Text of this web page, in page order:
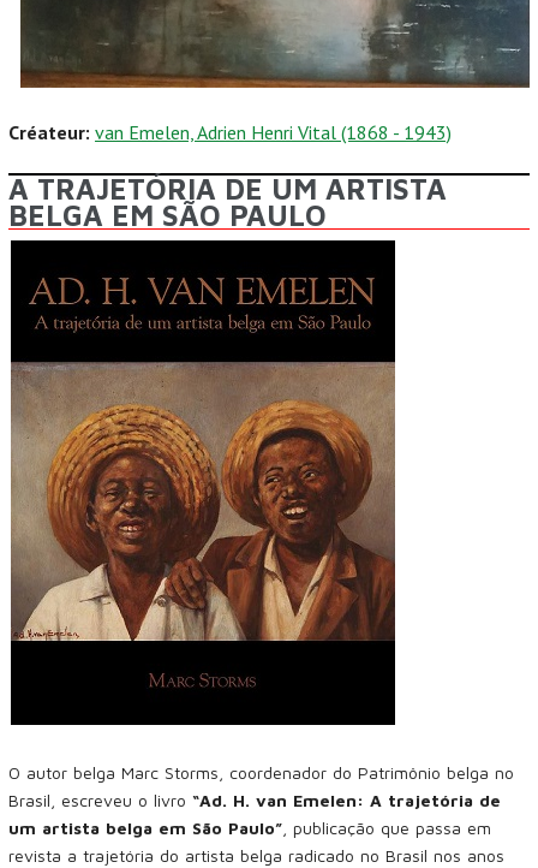
Créateur: van Emelen, Adrien Henri Vital (1868 - 1943)
A TRAJETÓRIA DE UM ARTISTA
BELGA EM SÃO PAULO
O autor belga Marc Storms, coordenador do Patrimônio belga no
Brasil, escreveu o livro “Ad. H. van Emelen: A trajetória de
um artista belga em São Paulo” , publicação que passa em
revista a trajetória do artista belga radicado no Brasil nos anos